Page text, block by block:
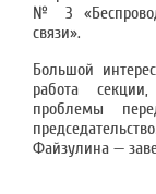
№ 3
связи».
Большой
работа
проблемы
Файзулина —